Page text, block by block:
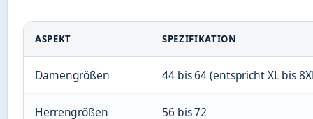
ASPEKT SPEZIFIKATION
Damengrößen 44 bis 64 (entspricht XL bis
Herrengrößen 56 bis 72